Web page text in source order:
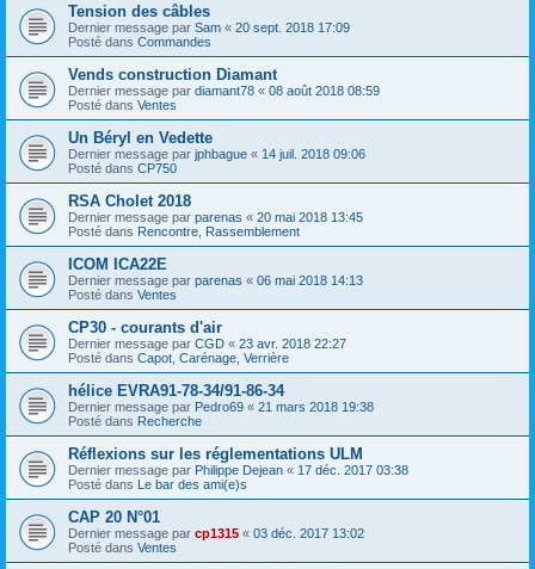
Tension des câbles
Dernier message par Sam « 20 sept. 2018 17:09
Posté dans Commandes
Vends construction Diamant
Dernier message par diamant78 « 08 août 2018 08:59
Posté dans Ventes
Un Béryl en Vedette
Dernier message par jphbague « 14 juil. 2018 09:06
Posté dans CP750
RSA Cholet 2018
Dernier message par parenas « 20 mai 2018 13:45
Posté dans Rencontre, Rassemblement
ICOM ICA22E
Dernier message par parenas « 06 mai 2018 14:13
Posté dans Ventes
CP30 - courants d'air
Dernier message par CGD « 23 avr. 2018 22:27
Posté dans Capot, Carénage, Verrière
hélice EVRA91-78-34/91-86-34
Dernier message par Pedro69 « 21 mars 2018 19:38
Posté dans Recherche
Réflexions sur les réglementations ULM
Dernier message par Philippe Dejean « 17 déc. 2017 03:38
Posté dans Le bar des ami(e)s
CAP 20 N°01
Dernier message par cp1315 « 03 déc. 2017 13:02
Posté dans Ventes